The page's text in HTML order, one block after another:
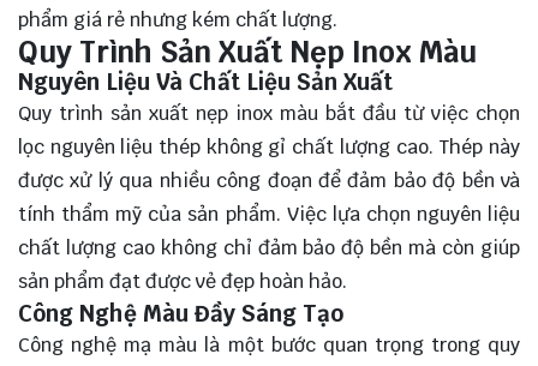
phẩm giá rẻ nhưng kém chất lượng.
Quy Trình Sản Xuất Nẹp Inox Màu
Nguyên Liệu Và Chất Liệu Sản Xuất
Quy trình sản xuất nẹp inox màu bắt đầu từ việc chọn
lọc nguyên liệu thép không gỉ chất lượng cao. Thép này
được xử lý qua nhiều công đoạn để đảm bảo độ bền và
tính thẩm mỹ của sản phẩm. Việc lựa chọn nguyên liệu
chất lượng cao không chỉ đảm bảo độ bền mà còn giúp
sản phẩm đạt được vẻ đẹp hoàn hảo.
Công Nghệ Màu Đầy Sáng Tạo
Công nghệ mạ màu là một bước quan trọng trong quy